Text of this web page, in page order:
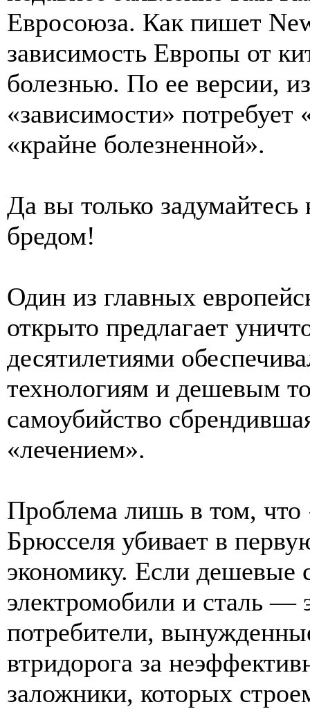
Евросоюза. Как пишет
зависимость Европы от
болезнью. По ее версии,
«зависимости» потребует
«крайне болезненной».
Да вы только
бредом!
Один из главных
открыто предлагает
десятилетиями
технологиям и дешевым
самоубийство
«лечением».
Проблема лишь в том, что
Брюсселя убивает в
экономику. Если дешевые
электромобили и сталь —
потребители,
втридорога за
заложники, которых